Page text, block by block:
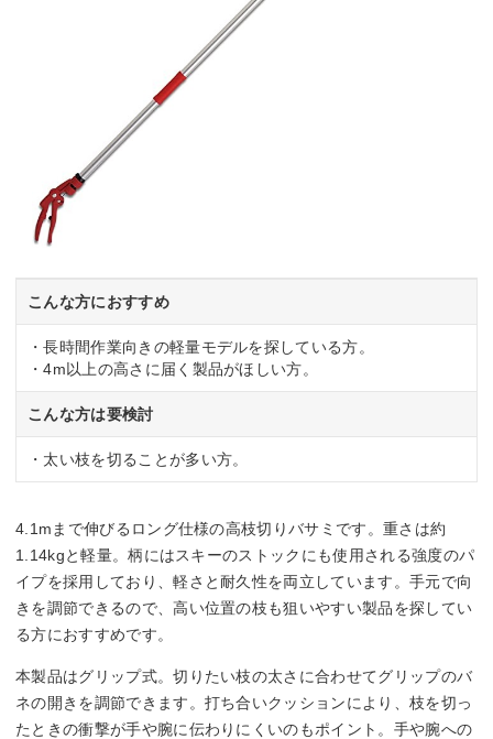
こんな方におすすめ
・長時間作業向きの軽量モデルを探している方。
・4m以上の高さに届く製品がほしい方。
こんな方は要検討
・太い枝を切ることが多い方。
4.1mまで伸びるロング仕様の高枝切りバサミです。重さは約
1.14kgと軽量。柄にはスキーのストックにも使用される強度のパ
イプを採用しており、軽さと耐久性を両立しています。手元で向
きを調節できるので、高い位置の枝も狙いやすい製品を探してい
る方におすすめです。
本製品はグリップ式。切りたい枝の太さに合わせてグリップのバ
ネの開きを調節できます。打ち合いクッションにより、枝を切っ
たときの衝撃が手や腕に伝わりにくいのもポイント。手や腕への